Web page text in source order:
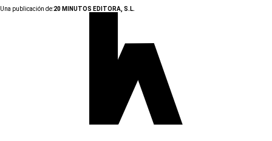
Una publicación de:20 MINUTOS EDITORA, S.L.